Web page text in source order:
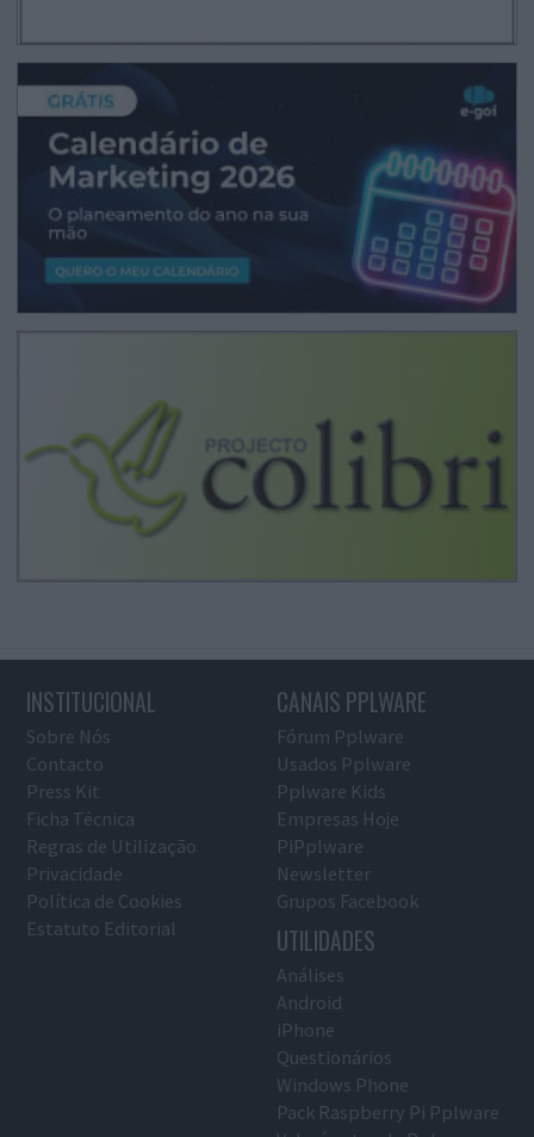
INSTITUCIONAL
Sobre Nós
Contacto
Press Kit
Ficha Técnica
Regras de Utilização
Privacidade
Política de Cookies
Estatuto Editorial
CANAIS PPLWARE
Fórum Pplware
Usados Pplware
Pplware Kids
Empresas Hoje
PiPplware
Newsletter
Grupos Facebook
UTILIDADES
Análises
Android
iPhone
Questionários
Windows Phone
Pack Raspberry Pi Pplware